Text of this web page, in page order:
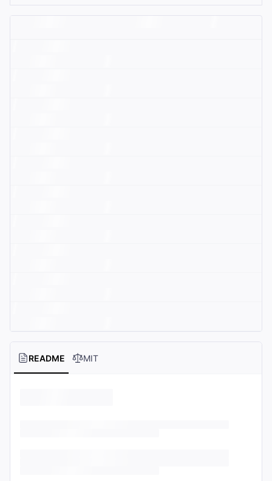
README MIT